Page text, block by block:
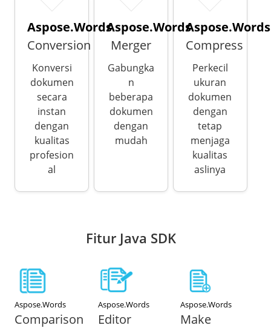
Aspose.Words
Conversion
Konversi
dokumen
secara
instan
dengan
kualitas
profesion
al
Aspose.Words
Merger
Gabungka
n
beberapa
dokumen
dengan
mudah
Aspose.Words
Compress
Perkecil
ukuran
dokumen
dengan
tetap
menjaga
kualitas
aslinya
Fitur Java SDK
Aspose.Words
Comparison
Aspose.Words
Editor
Aspose.Words
Make